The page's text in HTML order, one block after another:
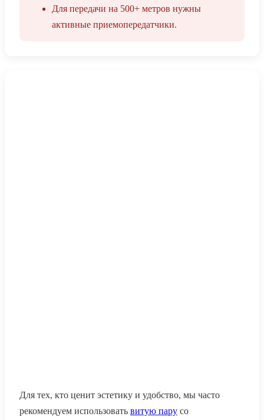
Для передачи на 500+ метров нужны
активные приемопередатчики.
Для тех, кто ценит эстетику и удобство, мы часто
рекомендуем использовать витую пару со